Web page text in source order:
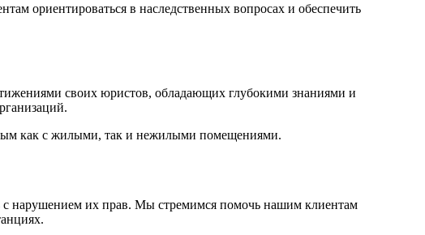
ориентироваться в наследственных вопросах и обеспечить
своих юристов, обладающих глубокими знаниями и
как с жилыми, так и нежилыми помещениями.
с нарушением их прав. Мы стремимся помочь нашим клиентам